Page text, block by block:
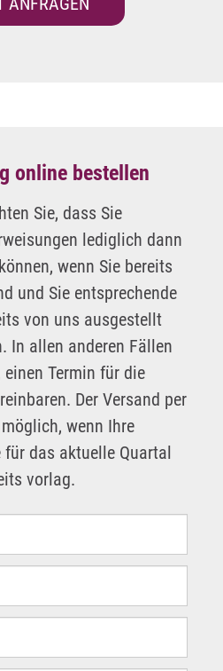
online bestellen
Sie, dass Sie
lediglich dann
wenn Sie bereits
und Sie entsprechende
von uns ausgestellt
In allen anderen Fällen
Termin für die
Der Versand per
wenn Ihre
für das aktuelle Quartal
vorlag.